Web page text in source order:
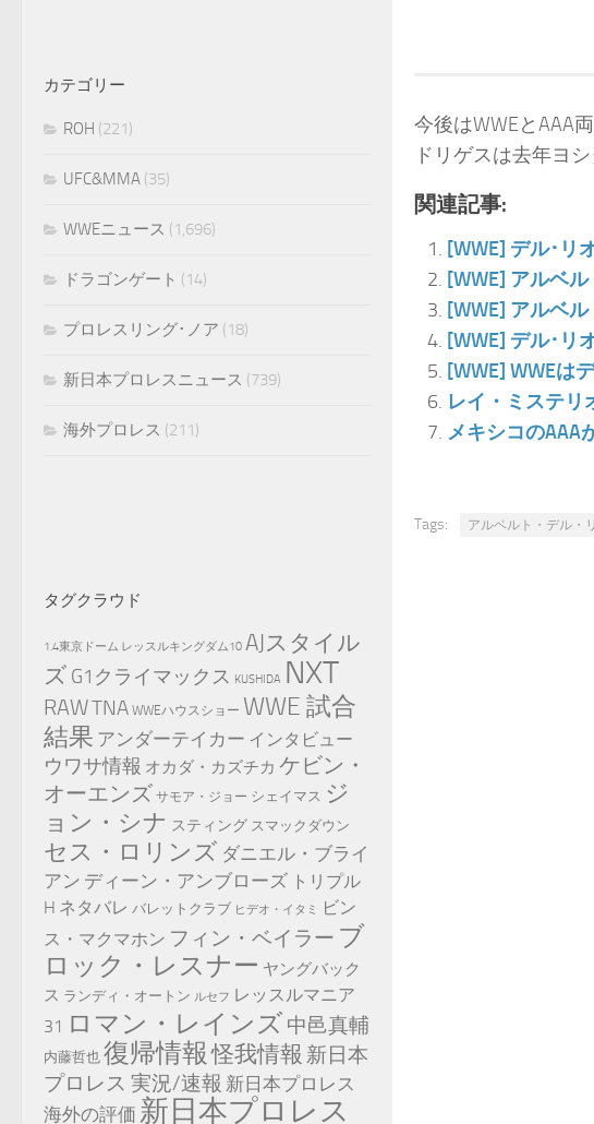
今後はWWEとAAA
ドリゲスは去年ヨ
関連記事:
[WWE] デル･リ
[WWE] アルベ
[WWE] アルベ
[WWE] デル･リ
[WWE] WWEは
レイ・ミステリ
メキシコのAAA
Tags: アルベルト・デル・
カテゴリー
ROH (221)
UFC&MMA (35)
WWEニュース (1,696)
ドラゴンゲート (14)
プロレスリング･ノア (18)
新日本プロレスニュース (739)
海外プロレス (211)
タグクラウド
1.4東京ドーム レッスルキングダム10 AJスタイル
ズ G1クライマックス KUSHIDA NXT
RAWTNA WWEハウスショー WWE 試合
結果 アンダーテイカー インタビュー
ウワサ情報 オカダ・カズチカ ケビン・
オーエンズ サモア・ジョー シェイマス ジ
ョン・シナ スティング スマックダウン
セス・ロリンズ ダニエル・ブライ
アン ディーン・アンブローズ トリプル
H ネタバレ バレットクラブ ヒデオ・イタミ
ビン
ス・マクマホン フィン・ベイラー ブ
ロック・レスナー ヤングバック
ス ランディ・オートン ルセフ レッスルマニア
31 ロマン・レインズ 中邑真輔
内藤哲也 復帰情報 怪我情報 新日本
プロレス 実況/速報 新日本プロレス
海外の評価 新日本プロレス